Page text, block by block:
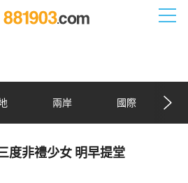
兩岸 國際
度非禮少女 明早提堂